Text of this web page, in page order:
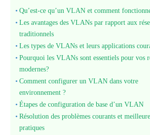
Qu’est-ce qu’un VLAN et comment
Les avantages des VLANs par rapport aux
traditionnels
Les types de VLANs et leurs applications
Pourquoi les VLANs sont essentiels pour vos
modernes?
Comment configurer un VLAN dans votre
environnement ?
Étapes de configuration de base d’un VLAN
Résolution des problèmes courants et
pratiques